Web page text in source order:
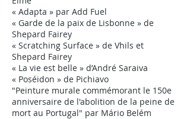
« Adapta » par Add Fuel
« Garde de la paix de Lisbonne » de
Shepard Fairey
« Scratching Surface » de Vhils et
Shepard Fairey
« La vie est belle » d’André Saraiva
« Poséidon » de Pichiavo
"Peinture murale commémorant le 150e
anniversaire de l'abolition de la peine de
mort au Portugal" par Mário Belém